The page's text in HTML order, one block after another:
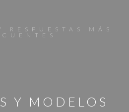
RESPUESTAS MÁS
Y MODELOS